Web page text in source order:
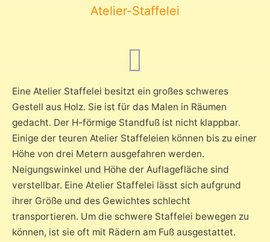
Atelier-Staffelei
Eine Atelier Staffelei besitzt ein großes schweres
Gestell aus Holz. Sie ist für das Malen in Räumen
gedacht. Der H-förmige Standfuß ist nicht klappbar.
Einige der teuren Atelier Staffeleien können bis zu einer
Höhe von drei Metern ausgefahren werden.
Neigungswinkel und Höhe der Auflagefläche sind
verstellbar. Eine Atelier Staffelei lässt sich aufgrund
ihrer Größe und des Gewichtes schlecht
transportieren. Um die schwere Staffelei bewegen zu
können, ist sie oft mit Rädern am Fuß ausgestattet.